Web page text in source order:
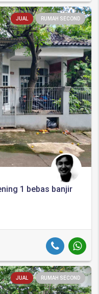
JUAL RUMAH SECOND
1 bebas banjir
JUAL RUMAH SECOND